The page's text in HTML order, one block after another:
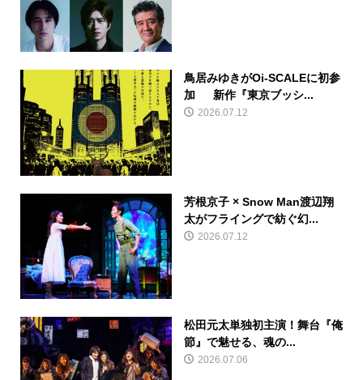
鳥居みゆきがOi-SCALEに初参
加 新作『東京ブッシ...
2026.07.12
芳根京子 × Snow Man渡辺翔
太がフライングで紡ぐ幻...
2026.07.12
松田元太単独初主演！舞台『俺
節』で魅せる、魂の...
2026.07.06